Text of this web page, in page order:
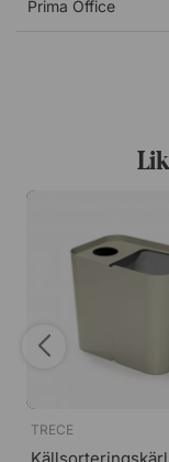
Take Away
Prima Office
TRECE